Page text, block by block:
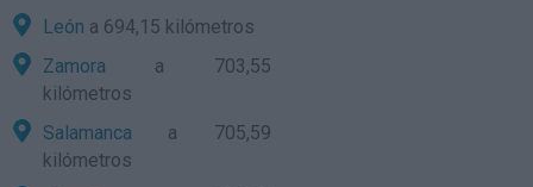
León a 694,15 kilómetros
Zamora a 703,55
kilómetros
Salamanca a 705,59
kilómetros